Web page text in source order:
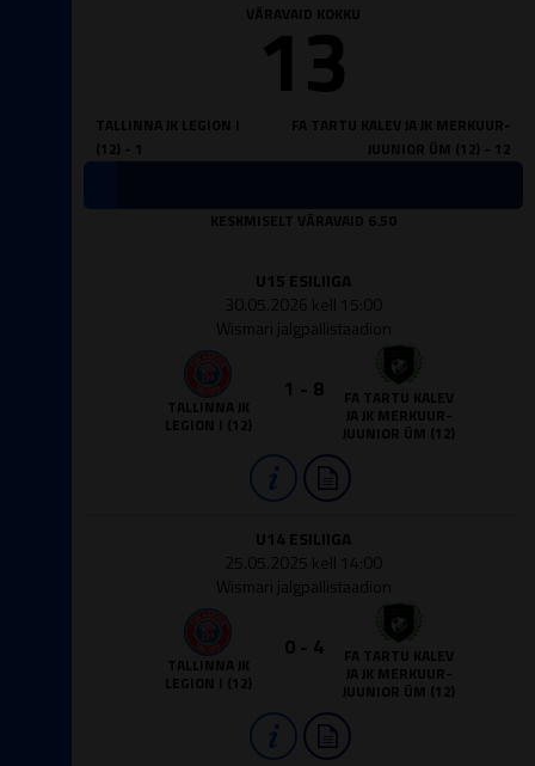
VÄRAVAID KOKKU
13
TALLINNA JK LEGION I
(12) - 1
FA TARTU KALEV JA JK MERKUUR-
JUUNIOR ÜM (12) - 12
KESKMISELT VÄRAVAID 6.50
U15 ESILIIGA
30.05.2026 kell 15:00
Wismari jalgpallistaadion
TALLINNA JK
LEGION I (12)
1 - 8 FA TARTU KALEV
JA JK MERKUUR-
JUUNIOR ÜM (12)
U14 ESILIIGA
25.05.2025 kell 14:00
Wismari jalgpallistaadion
TALLINNA JK
LEGION I (12)
0 - 4 FA TARTU KALEV
JA JK MERKUUR-
JUUNIOR ÜM (12)